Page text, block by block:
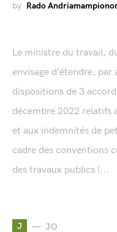
by Rado
Le ministre du travail,
envisage d’étendre,
dispositions de 3
décembre 2022 relatifs
et aux indemnités de
cadre des conventions
des travaux publics (...
J JO